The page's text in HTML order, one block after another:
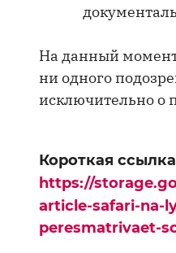
На данный
ни одного
исключительно о
Короткая
https://
article-safari-na-
peresmatrivaet-